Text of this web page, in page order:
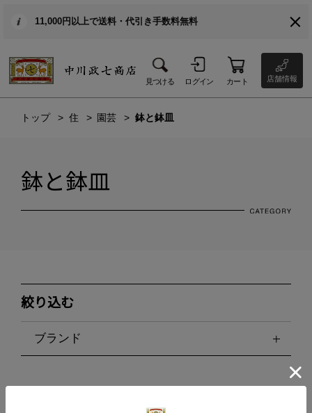
11,000円以上で送料・代引き手数料無料
見つける ログイン カート 店舗情報
トップ 住 園芸 鉢と鉢皿
鉢と鉢皿
絞り込む
ブランド